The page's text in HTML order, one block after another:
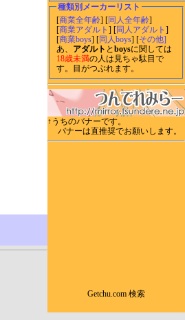
種類別メーカーリスト
[商業全年齢 ] [同人全年齢]
[商業アダルト ] [同人アダルト ]
[商業boys] [同人boys ] [その他]
あ、 アダルト とboysに関しては
18歳未満の人は見ちゃ駄目で
す。目がつぶれます。
↑うちのバナーです。
バナーは直推奨でお願いします。
Getchu.com 検索